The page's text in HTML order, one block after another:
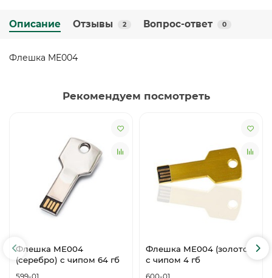
Описание Отзывы 2 Вопрос-ответ 0
Флешка ME004
Рекомендуем посмотреть
Флешка ME004
(серебро) с чипом 64 гб
Флешка ME004 (золото)
с чипом 4 гб